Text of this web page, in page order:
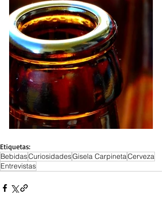
Etiquetas:
BebidasCuriosidadesGisela CarpinetaCerveza
Entrevistas